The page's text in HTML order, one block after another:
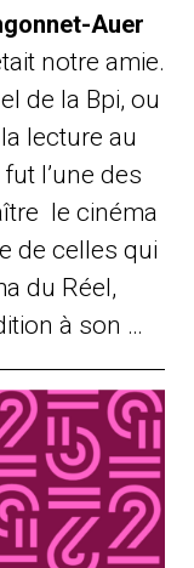
Auer
notre amie.
de la Bpi, ou
lecture au
l’une des
le cinéma
de celles qui
du Réel,
à son …